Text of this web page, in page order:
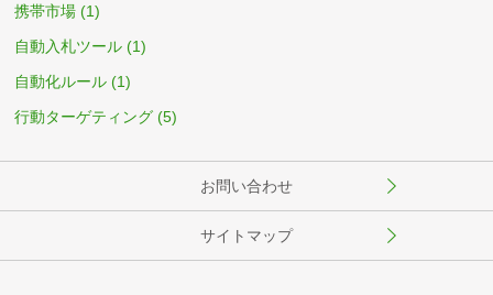
携帯市場 (1)
自動入札ツール (1)
自動化ルール (1)
行動ターゲティング (5)
お問い合わせ
サイトマップ